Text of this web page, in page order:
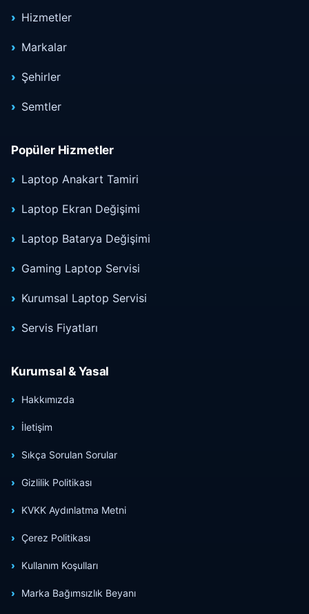
Hizmetler
Markalar
Şehirler
Semtler
Popüler Hizmetler
Laptop Anakart Tamiri
Laptop Ekran Değişimi
Laptop Batarya Değişimi
Gaming Laptop Servisi
Kurumsal Laptop Servisi
Servis Fiyatları
Kurumsal & Yasal
Hakkımızda
İletişim
Sıkça Sorulan Sorular
Gizlilik Politikası
KVKK Aydınlatma Metni
Çerez Politikası
Kullanım Koşulları
Marka Bağımsızlık Beyanı